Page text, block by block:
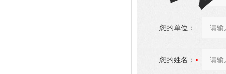
您的单位：
您的姓名：